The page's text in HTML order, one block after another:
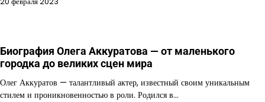
Биография Олега Аккуратова — от маленького
городка до великих сцен мира
Олег Аккуратов — талантливый актер, известный своим уникальным
стилем и проникновенностью в роли. Родился в…